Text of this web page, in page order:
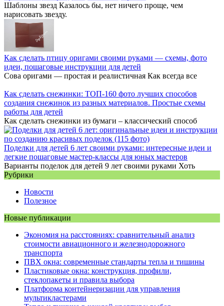
Шаблоны звезд Казалось бы, нет ничего проще, чем
нарисовать звезду.
Как сделать птицу оригами своими руками — схемы, фото
идеи, пошаговые инструкции для детей
Сова оригами — простая и реалистичная Как всегда все
Как сделать снежинки: ТОП-160 фото лучших способов
создания снежинок из разных материалов. Простые схемы
работы для детей
Как сделать снежинки из бумаги – классический способ
Поделки для детей 6 лет своими руками: интересные идеи и
легкие пошаговые мастер-классы для юных мастеров
Варианты поделок для детей 9 лет своими руками Хоть
Рубрики
Новости
Полезное
Новые публикации
Экономия на расстояниях: сравнительный анализ
стоимости авиационного и железнодорожного
транспорта
ПВХ окна: современные стандарты тепла и тишины
Пластиковые окна: конструкция, профили,
стеклопакеты и правила выбора
Платформа контейнеризации для управления
мультикластерами